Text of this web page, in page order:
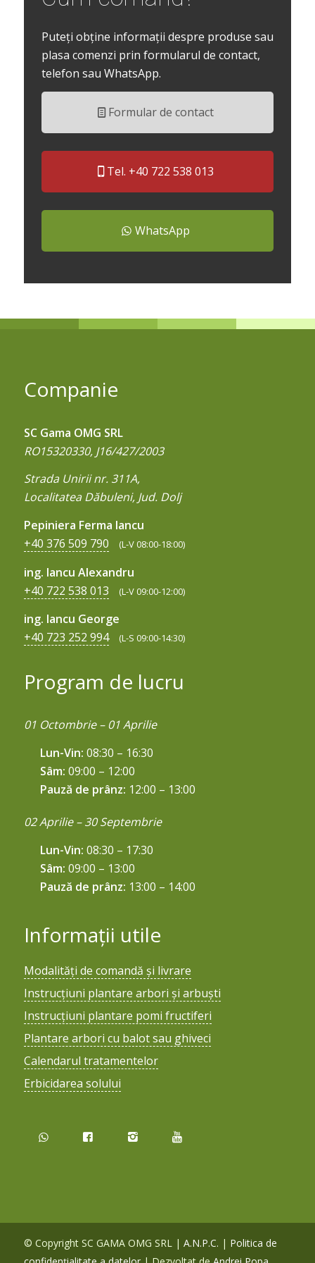
Puteți obține informații despre produse sau
plasa comenzi prin formularul de contact,
telefon sau WhatsApp.
Formular de contact
Tel. +40 722 538 013
WhatsApp
Companie
SC Gama OMG SRL
RO15320330, J16/427/2003
Strada Unirii nr. 311A,
Localitatea Dăbuleni, Jud. Dolj
Pepiniera Ferma Iancu
+40 376 509 790
(L-V 08:00-18:00)
ing. Iancu Alexandru
+40 722 538 013
(L-V 09:00-12:00)
ing. Iancu George
+40 723 252 994
(L-S 09:00-14:30)
Program de lucru
01 Octombrie – 01 Aprilie
Lun-Vin: 08:30 – 16:30
Sâm: 09:00 – 12:00
Pauză de prânz: 12:00 – 13:00
02 Aprilie – 30 Septembrie
Lun-Vin: 08:30 – 17:30
Sâm: 09:00 – 13:00
Pauză de prânz: 13:00 – 14:00
Informații utile
Modalități de comandă și livrare
Instrucțiuni plantare arbori și arbuști
Instrucțiuni plantare pomi fructiferi
Plantare arbori cu balot sau ghiveci
Calendarul tratamentelor
Erbicidarea solului
© Copyright SC GAMA OMG SRL | A.N.P.C. | Politica de